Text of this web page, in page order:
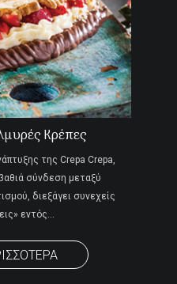
Κρέπες
της Crepa Crepa,
σύνδεση μεταξύ
διεξάγει συνεχείς
εντός…